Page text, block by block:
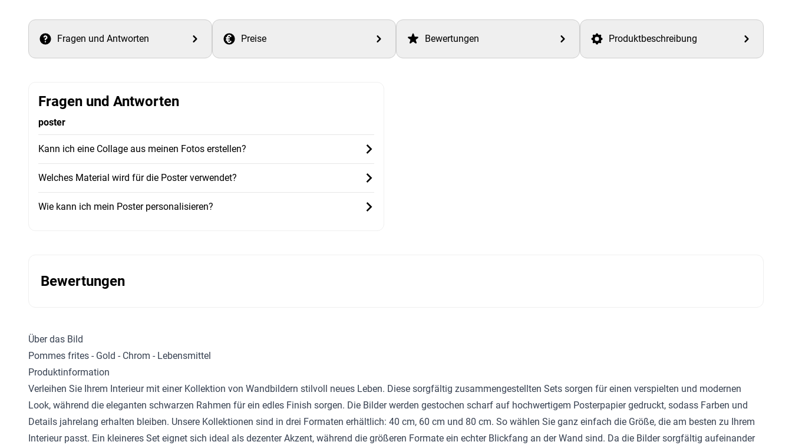
Fragen und Antworten Preise Bewertungen Produktbeschreibung
Fragen und Antworten
poster
Kann ich eine Collage aus meinen Fotos erstellen?
Welches Material wird für die Poster verwendet?
Wie kann ich mein Poster personalisieren?
Bewertungen
Über das Bild
Pommes frites - Gold - Chrom - Lebensmittel
Produktinformation
Verleihen Sie Ihrem Interieur mit einer Kollektion von Wandbildern stilvoll neues Leben. Diese sorgfältig zusammengestellten Sets sorgen für einen verspielten und modernen
Look, während die eleganten schwarzen Rahmen für ein edles Finish sorgen. Die Bilder werden gestochen scharf auf hochwertigem Posterpapier gedruckt, sodass Farben und
Details jahrelang erhalten bleiben. Unsere Kollektionen sind in drei Formaten erhältlich: 40 cm, 60 cm und 80 cm. So wählen Sie ganz einfach die Größe, die am besten zu Ihrem
Interieur passt. Ein kleineres Set eignet sich ideal als dezenter Akzent, während die größeren Formate ein echter Blickfang an der Wand sind. Da die Bilder sorgfältig aufeinander